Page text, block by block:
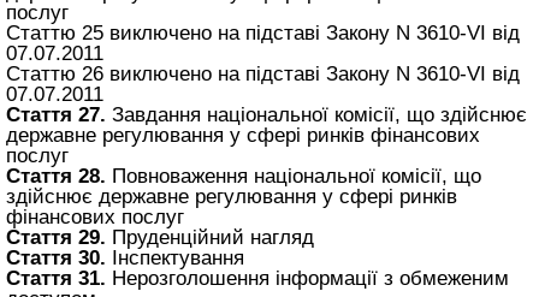
послуг
Статтю 25 виключено на підставі Закону N 3610-VI від
07.07.2011
Статтю 26 виключено на підставі Закону N 3610-VI від
07.07.2011
Стаття 27. Завдання національної комісії, що здійснює
державне регулювання у сфері ринків фінансових
послуг
Стаття 28. Повноваження національної комісії, що
здійснює державне регулювання у сфері ринків
фінансових послуг
Стаття 29. Пруденційний нагляд
Стаття 30. Інспектування
Стаття 31. Нерозголошення інформації з обмеженим